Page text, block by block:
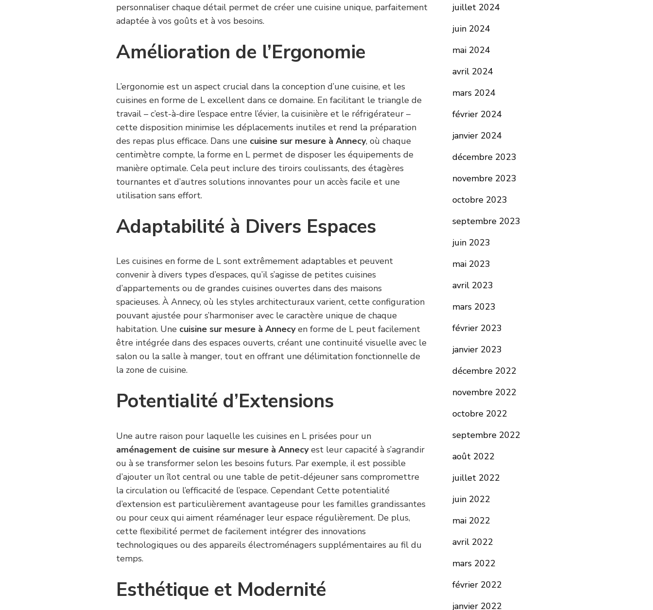
personnaliser chaque détail permet de créer une cuisine unique, parfaitement
adaptée à vos goûts et à vos besoins.
Amélioration de l’Ergonomie
L’ergonomie est un aspect crucial dans la conception d’une cuisine, et les
cuisines en forme de L excellent dans ce domaine. En facilitant le triangle de
travail – c’est-à-dire l’espace entre l’évier, la cuisinière et le réfrigérateur –
cette disposition minimise les déplacements inutiles et rend la préparation
des repas plus efficace. Dans une cuisine sur mesure à Annecy, où chaque
centimètre compte, la forme en L permet de disposer les équipements de
manière optimale. Cela peut inclure des tiroirs coulissants, des étagères
tournantes et d’autres solutions innovantes pour un accès facile et une
utilisation sans effort.
Adaptabilité à Divers Espaces
Les cuisines en forme de L sont extrêmement adaptables et peuvent
convenir à divers types d’espaces, qu’il s’agisse de petites cuisines
d’appartements ou de grandes cuisines ouvertes dans des maisons
spacieuses. À Annecy, où les styles architecturaux varient, cette configuration
pouvant ajustée pour s’harmoniser avec le caractère unique de chaque
habitation. Une cuisine sur mesure à Annecyen forme de L peut facilement
être intégrée dans des espaces ouverts, créant une continuité visuelle avec le
salon ou la salle à manger, tout en offrant une délimitation fonctionnelle de
la zone de cuisine.
Potentialité d’Extensions
Une autre raison pour laquelle les cuisines en L prisées pour un
aménagement de cuisine sur mesure à Annecyest leur capacité à s’agrandir
ou à se transformer selon les besoins futurs. Par exemple, il est possible
d’ajouter un îlot central ou une table de petit-déjeuner sans compromettre
la circulation ou l’efficacité de l’espace. Cependant Cette potentialité
d’extension est particulièrement avantageuse pour les familles grandissantes
ou pour ceux qui aiment réaménager leur espace régulièrement. De plus,
cette flexibilité permet de facilement intégrer des innovations
technologiques ou des appareils électroménagers supplémentaires au fil du
temps.
Esthétique et Modernité
juillet 2024
juin 2024
mai 2024
avril 2024
mars 2024
février 2024
janvier 2024
décembre 2023
novembre 2023
octobre 2023
septembre 2023
juin 2023
mai 2023
avril 2023
mars 2023
février 2023
janvier 2023
décembre 2022
novembre 2022
octobre 2022
septembre 2022
août 2022
juillet 2022
juin 2022
mai 2022
avril 2022
mars 2022
février 2022
janvier 2022